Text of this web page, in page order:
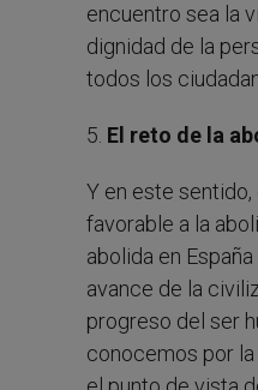
encuentro sea la
dignidad de la
todos los
5. El reto de la
Y en este
favorable a la
abolida en
avance de la
progreso del ser
conocemos por